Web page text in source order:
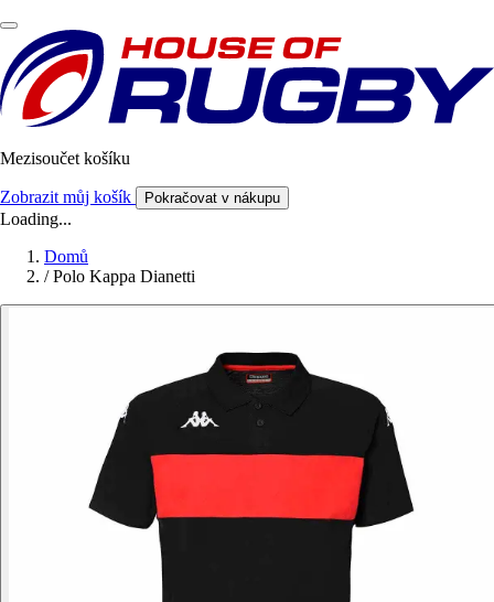
Mezisoučet košíku
Zobrazit můj košík Pokračovat v nákupu
Loading...
Domů
/ Polo Kappa Dianetti